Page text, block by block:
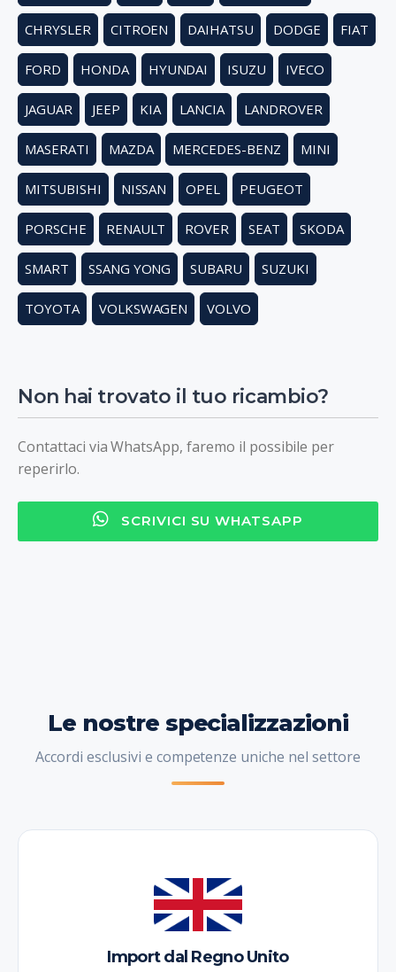
CHRYSLER CITROEN DAIHATSU DODGE FIAT
FORD HONDA HYUNDAI ISUZU IVECO
JAGUAR JEEP KIA LANCIA LANDROVER
MASERATI MAZDA MERCEDES-BENZ MINI
MITSUBISHI NISSAN OPEL PEUGEOT
PORSCHE RENAULT ROVER SEAT SKODA
SMART SSANG YONG SUBARU SUZUKI
TOYOTA VOLKSWAGEN VOLVO
Non hai trovato il tuo ricambio?
Contattaci via WhatsApp, faremo il possibile per
reperirlo.
SCRIVICI SU WHATSAPP
Le nostre specializzazioni
Accordi esclusivi e competenze uniche nel settore
Import dal Regno Unito